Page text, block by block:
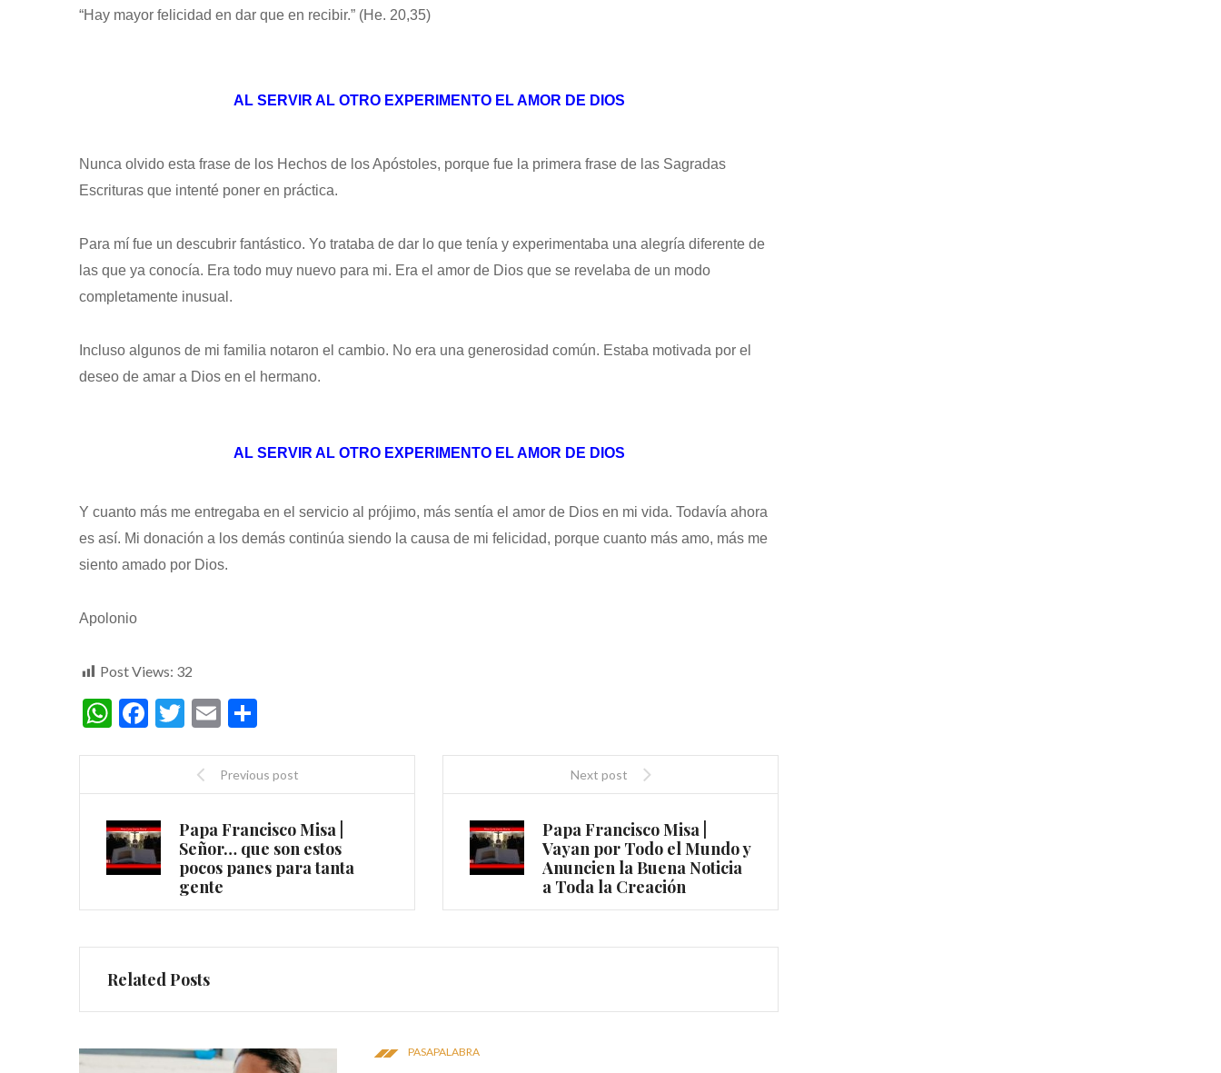
“Hay mayor felicidad en dar que en recibir.” (He. 20,35)
AL SERVIR AL OTRO EXPERIMENTO EL AMOR DE DIOS
Nunca olvido esta frase de los Hechos de los Apóstoles, porque fue la primera frase de las Sagradas
Escrituras que intenté poner en práctica.
Para mí fue un descubrir fantástico. Yo trataba de dar lo que tenía y experimentaba una alegría diferente de
las que ya conocía. Era todo muy nuevo para mi. Era el amor de Dios que se revelaba de un modo
completamente inusual.
Incluso algunos de mi familia notaron el cambio. No era una generosidad común. Estaba motivada por el
deseo de amar a Dios en el hermano.
AL SERVIR AL OTRO EXPERIMENTO EL AMOR DE DIOS
Y cuanto más me entregaba en el servicio al prójimo, más sentía el amor de Dios en mi vida. Todavía ahora
es así. Mi donación a los demás continúa siendo la causa de mi felicidad, porque cuanto más amo, más me
siento amado por Dios.
Apolonio
Post Views: 32
WhatsApp
Facebook
Twitter
Email
Previous post
Papa Francisco Misa |
Señor… que son estos
pocos panes para tanta
gente
Next post
Papa Francisco Misa |
Vayan por Todo el Mundo y
Anuncien la Buena Noticia
a Toda la Creación
Related Posts
PASAPALABRA